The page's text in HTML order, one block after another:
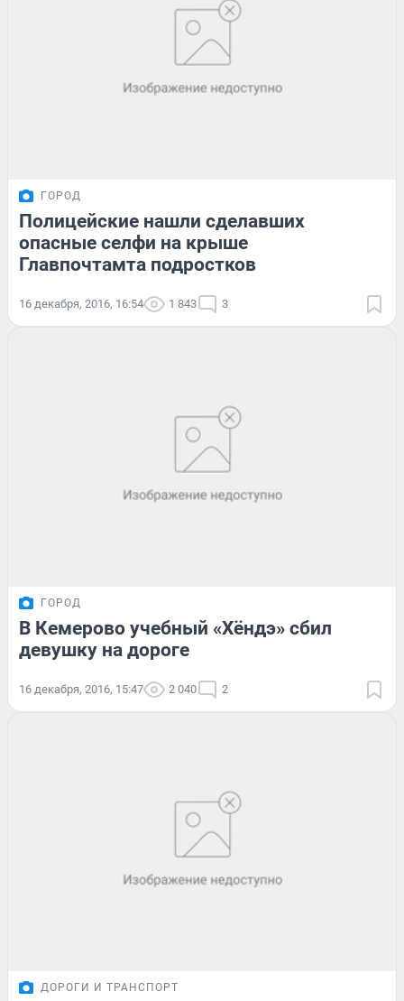
ГОРОД
Полицейские нашли сделавших
опасные селфи на крыше
Главпочтамта подростков
16 декабря, 2016, 16:54 1 843 3
ГОРОД
В Кемерово учебный «Хёндэ» сбил
девушку на дороге
16 декабря, 2016, 15:47 2 040 2
ДОРОГИ И ТРАНСПОРТ